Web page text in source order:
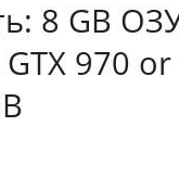
8 GB
970